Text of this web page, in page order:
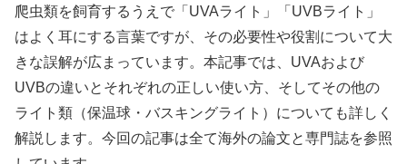
爬虫類を飼育するうえで「UVAライト」「UVBライト」
はよく耳にする言葉ですが、その必要性や役割について大
きな誤解が広まっています。本記事では、UVAおよび
UVBの違いとそれぞれの正しい使い方、そしてその他の
ライト類（保温球・バスキングライト）についても詳しく
解説します。今回の記事は全て海外の論文と専門誌を参照